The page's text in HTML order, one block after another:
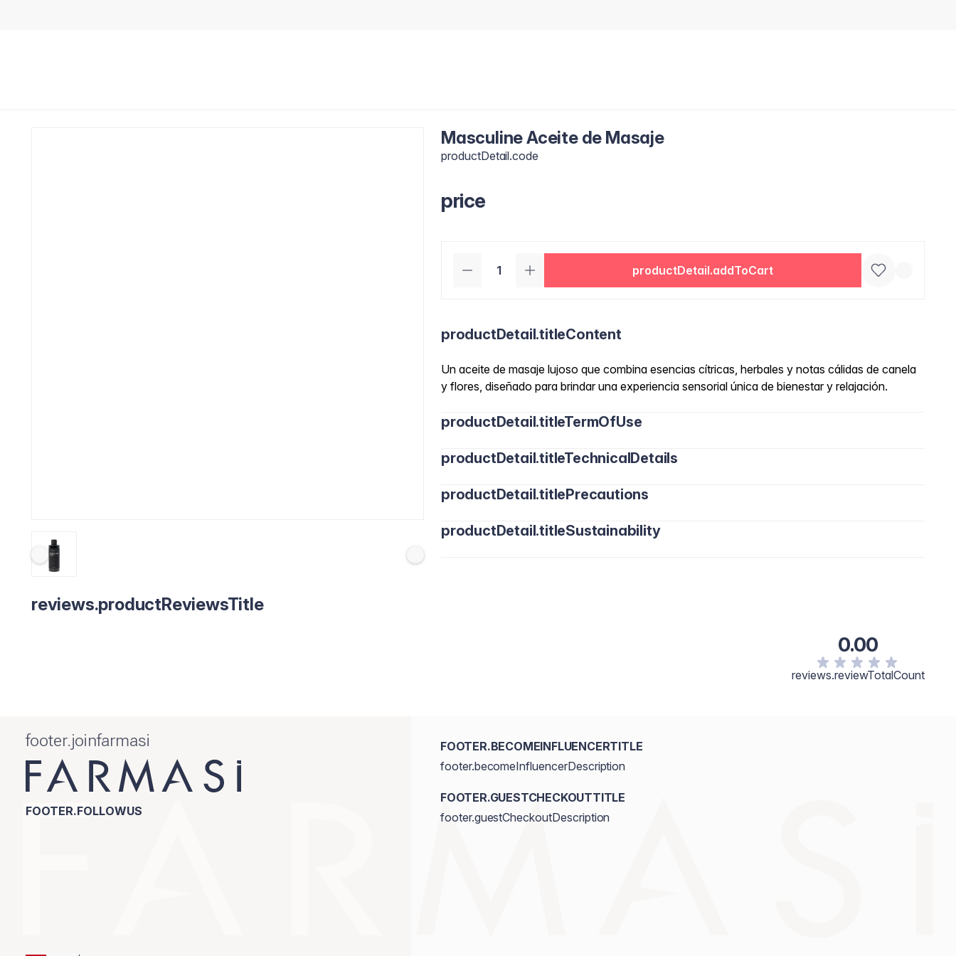
Masculine Aceite de Masaje
productDetail.code
price
productDetail.addToCart
productDetail.titleContent
Un aceite de masaje lujoso que combina esencias cítricas, herbales y notas cálidas de canela
y flores, diseñado para brindar una experiencia sensorial única de bienestar y relajación.
productDetail.titleTermOfUse
productDetail.titleTechnicalDetails
productDetail.titlePrecautions
productDetail.titleSustainability
reviews.productReviewsTitle
0.00
reviews.reviewTotalCount
footer.joinfarmasi
FOOTER.FOLLOWUS
FOOTER.BECOMEINFLUENCERTITLE
footer.becomeInfluencerDescription
FOOTER.GUESTCHECKOUTTITLE
footer.guestCheckoutDescription